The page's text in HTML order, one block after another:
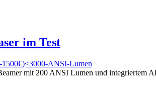
im Test
1500€)<3000-ANSI-Lumen
mit 200 ANSI Lumen und integriertem